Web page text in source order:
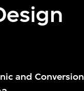
and Conversion